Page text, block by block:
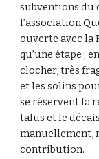
subventions du
l’association
ouverte avec la
qu’une étape ;
clocher, très
et les solins
se réservent la
talus et le
manuellement,
contribution.